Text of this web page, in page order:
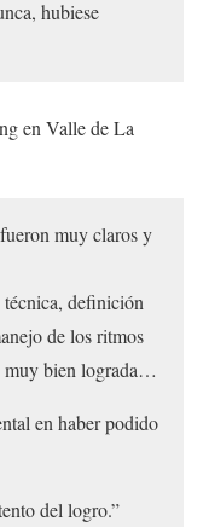
hubiese
en Valle de La
muy claros y
definición
de los ritmos
muy bien lograda…
en haber podido
del logro.”